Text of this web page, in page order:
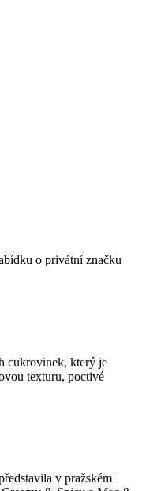
o privátní značku
cukrovinek, který je
texturu, poctivé
v pražském